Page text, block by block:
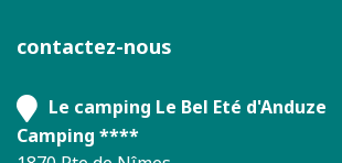
contactez-nous
Le camping Le Bel Eté d'Anduze
Camping ****